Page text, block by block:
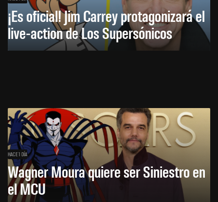
¡Es oficial! Jim Carrey protagonizará el
live-action de Los Supersónicos
HACE 1 DÍA
Wagner Moura quiere ser Siniestro en
el MCU